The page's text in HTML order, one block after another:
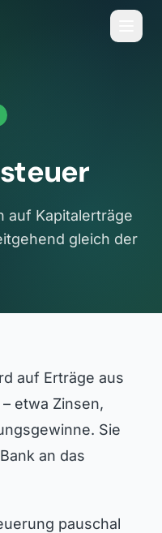
auf Kapitalerträge
gleich der
auf Erträge aus
etwa Zinsen,
Sie
an das
pauschal